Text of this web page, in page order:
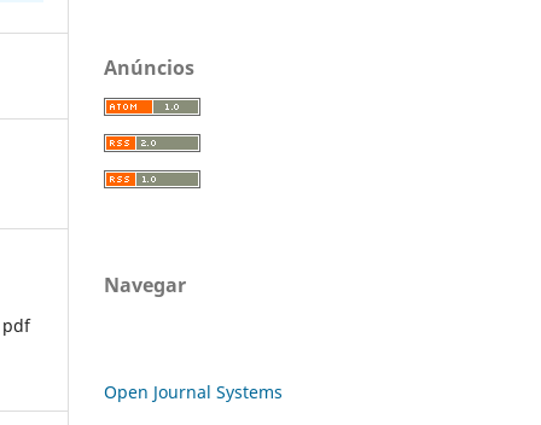
pdf
Anúncios
Navegar
Open Journal Systems